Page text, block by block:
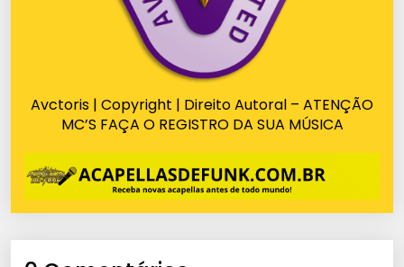
Avctoris | Copyright | Direito Autoral – ATENÇÃO
MC’S FAÇA O REGISTRO DA SUA MÚSICA